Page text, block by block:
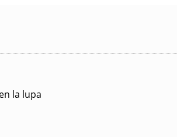
la lupa